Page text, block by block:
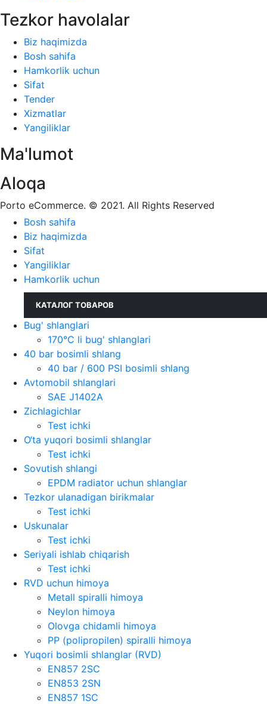
Tezkor havolalar
Biz haqimizda
Bosh sahifa
Hamkorlik uchun
Sifat
Tender
Xizmatlar
Yangiliklar
Ma'lumot
Aloqa
Porto eCommerce. © 2021. All Rights Reserved
Bosh sahifa
Biz haqimizda
Sifat
Yangiliklar
Hamkorlik uchun
КАТАЛОГ ТОВАРОВ
Bug' shlanglari
170°C li bug' shlanglari
40 bar bosimli shlang
40 bar / 600 PSI bosimli shlang
Avtomobil shlanglari
SAE J1402A
Zichlagichlar
Test ichki
O‘ta yuqori bosimli shlanglar
Test ichki
Sovutish shlangi
EPDM radiator uchun shlanglar
Tezkor ulanadigan birikmalar
Test ichki
Uskunalar
Test ichki
Seriyali ishlab chiqarish
Test ichki
RVD uchun himoya
Metall spiralli himoya
Neylon himoya
Olovga chidamli himoya
PP (polipropilen) spiralli himoya
Yuqori bosimli shlanglar (RVD)
EN857 2SC
EN853 2SN
EN857 1SC